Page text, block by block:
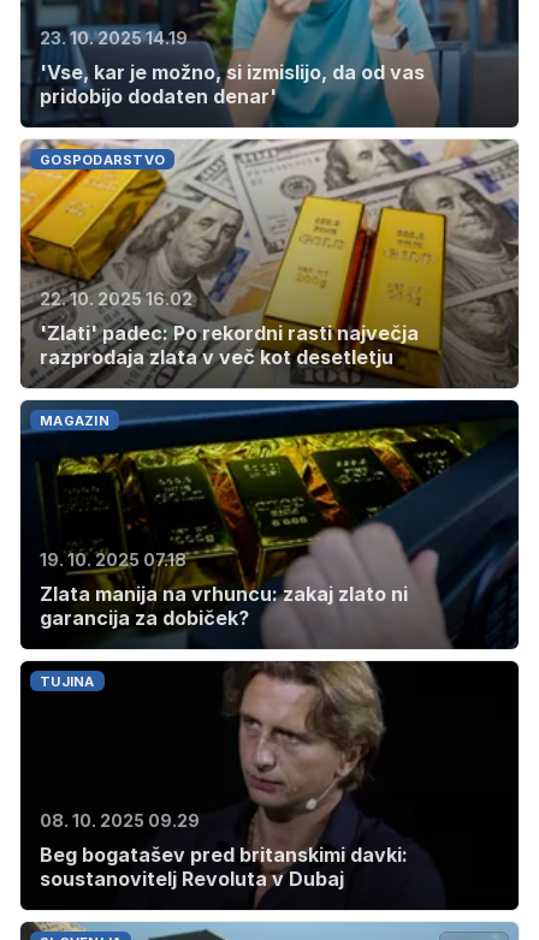
23. 10. 2025 14.19
'Vse, kar je možno, si izmislijo, da od vas
pridobijo dodaten denar'
GOSPODARSTVO
22. 10. 2025 16.02
'Zlati' padec: Po rekordni rasti največja
razprodaja zlata v več kot desetletju
MAGAZIN
19. 10. 2025 07.18
Zlata manija na vrhuncu: zakaj zlato ni
garancija za dobiček?
TUJINA
08. 10. 2025 09.29
Beg bogatašev pred britanskimi davki:
soustanovitelj Revoluta v Dubaj